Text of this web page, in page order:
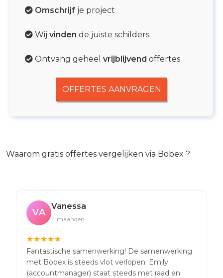
Omschrijf je project
Wij vinden de juiste schilders
Ontvang geheel vrijblijvend offertes
OFFERTES AANVRAGEN
Waarom gratis offertes vergelijken via Bobex ?
VA
Vanessa
4 maanden
★★★★★
Fantastische samenwerking! De samenwerking
met Bobex is steeds vlot verlopen. Emily
(accountmanager) staat steeds met raad en